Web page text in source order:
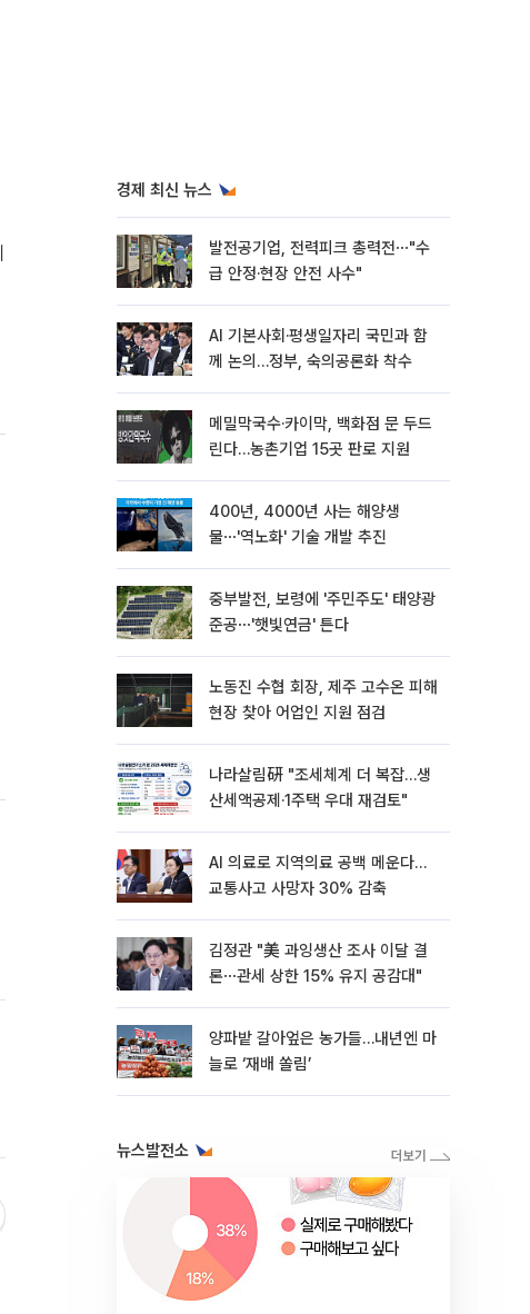
경제 최신 뉴스
발전공기업, 전력피크 총력전⋯"수
급 안정·현장 안전 사수"
AI 기본사회·평생일자리 국민과 함
께 논의…정부, 숙의공론화 착수
메밀막국수·카이막, 백화점 문 두드
린다…농촌기업 15곳 판로 지원
400년, 4000년 사는 해양생
물⋯'역노화' 기술 개발 추진
중부발전, 보령에 '주민주도' 태양광
준공⋯'햇빛연금' 튼다
노동진 수협 회장, 제주 고수온 피해
현장 찾아 어업인 지원 점검
나라살림硏 "조세체계 더 복잡…생
산세액공제·1주택 우대 재검토"
AI 의료로 지역의료 공백 메운다…
교통사고 사망자 30% 감축
김정관 "美 과잉생산 조사 이달 결
론⋯관세 상한 15% 유지 공감대"
양파밭 갈아엎은 농가들…내년엔 마
늘로 ‘재배 쏠림’
뉴스발전소